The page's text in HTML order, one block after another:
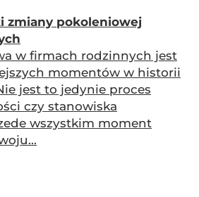
zmiany pokoleniowej
w firmach rodzinnych jest
momentów w historii
jest to jedynie proces
czy stanowiska
wszystkim moment